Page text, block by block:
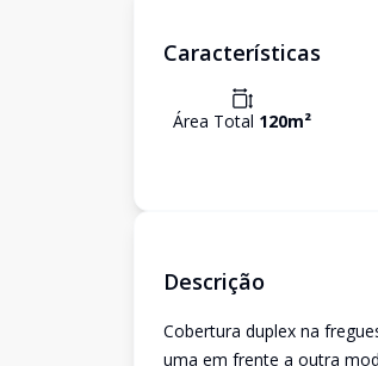
Características
Área Total 120m²
Descrição
Cobertura duplex na
uma em frente a outra